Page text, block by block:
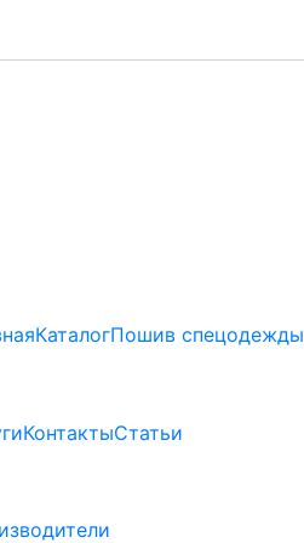
КаталогПошив спецодежды
КонтактыСтатьи